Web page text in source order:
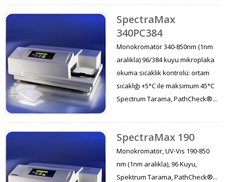
SpectraMax
340PC384
Monokromatör 340-850nm (1nm
aralıkla) 96/384 kuyu mikroplaka
okuma sıcaklık kontrolü: ortam
sıcaklığı +5°C ile maksimum 45°C
Spectrum Tarama, PathCheck®...
SpectraMax 190
Monokromatör, UV-Vis 190-850
nm (1nm aralıkla), 96 Kuyu,
Spektrum Tarama, PathCheck®...